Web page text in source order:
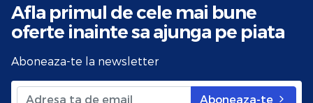
Afla primul de cele mai bune
oferte inainte sa ajunga pe piata
Aboneaza-te la newsletter
Aboneaza-te